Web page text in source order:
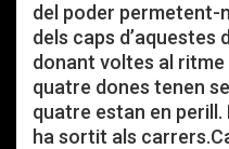
del poder permetent-
dels caps d’aquestes
donant voltes al
quatre dones tenen
quatre estan en perill.
ha sortit als